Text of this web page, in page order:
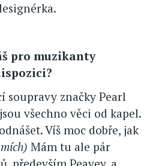
pro muzikanty
soupravy značky Pearl
všechno věci od kapel.
Víš moc dobře, jak
Mám tu ale pár